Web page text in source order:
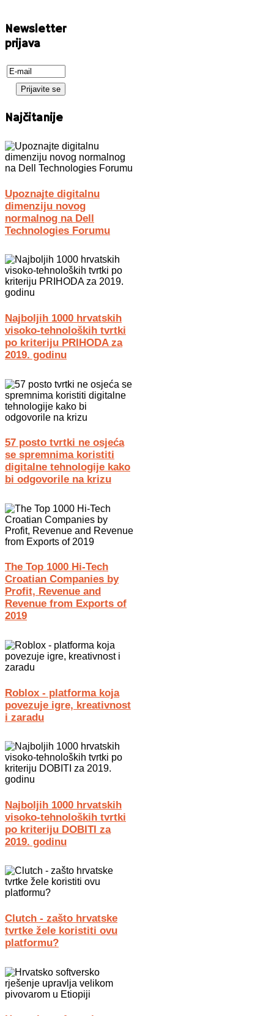
Newsletter
prijava
Najčitanije
Upoznajte digitalnu
dimenziju novog
normalnog na Dell
Technologies Forumu
Najboljih 1000 hrvatskih
visoko-tehnoloških tvrtki
po kriteriju PRIHODA za
2019. godinu
57 posto tvrtki ne osjeća
se spremnima koristiti
digitalne tehnologije kako
bi odgovorile na krizu
The Top 1000 Hi-Tech
Croatian Companies by
Profit, Revenue and
Revenue from Exports of
2019
Roblox - platforma koja
povezuje igre, kreativnost
i zaradu
Najboljih 1000 hrvatskih
visoko-tehnoloških tvrtki
po kriteriju DOBITI za
2019. godinu
Clutch - zašto hrvatske
tvrtke žele koristiti ovu
platformu?